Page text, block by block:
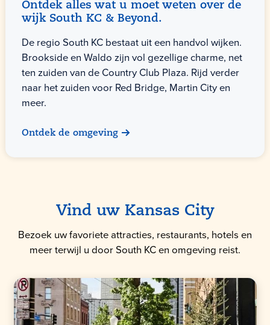
Ontdek alles wat u moet weten over de
wijk South KC & Beyond.
De regio South KC bestaat uit een handvol wijken.
Brookside en Waldo zijn vol gezellige charme, net
ten zuiden van de Country Club Plaza. Rijd verder
naar het zuiden voor Red Bridge, Martin City en
meer.
Ontdek de omgeving
Vind uw Kansas City
Bezoek uw favoriete attracties, restaurants, hotels en
meer terwijl u door South KC en omgeving reist.